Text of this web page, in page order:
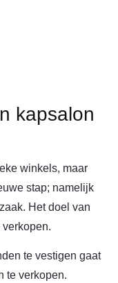
kapsalon
winkels, maar
stap; namelijk
Het doel van
te vestigen gaat
te verkopen.